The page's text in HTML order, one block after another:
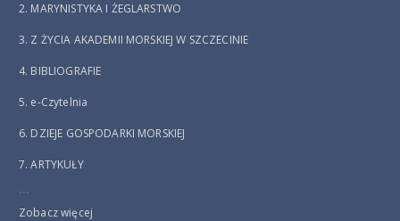
2. MARYNISTYKA I ŻEGLARSTWO
3. Z ŻYCIA AKADEMII MORSKIEJ W SZCZECINIE
4. BIBLIOGRAFIE
5. e-Czytelnia
6. DZIEJE GOSPODARKI MORSKIEJ
7. ARTYKUŁY
...
Zobacz więcej